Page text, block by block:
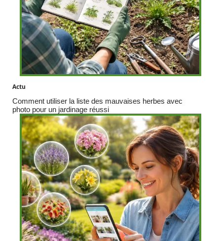
Actu
Comment utiliser la liste des mauvaises herbes avec
photo pour un jardinage réussi